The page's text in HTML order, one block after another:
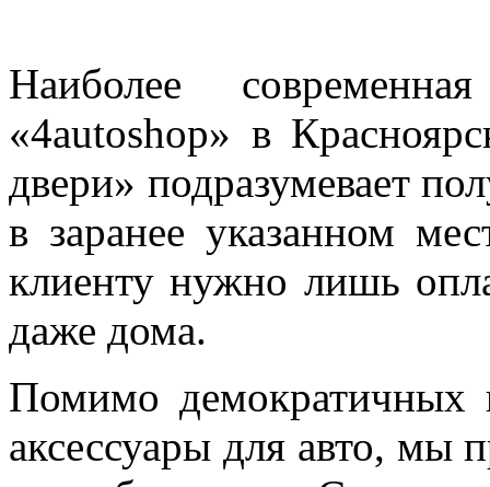
Наиболее
«4autoshop» в
двери» подразумевает
в заранее указанном
клиенту нужно лишь
даже дома.
Помимо демократичных
аксессуары для авто, мы